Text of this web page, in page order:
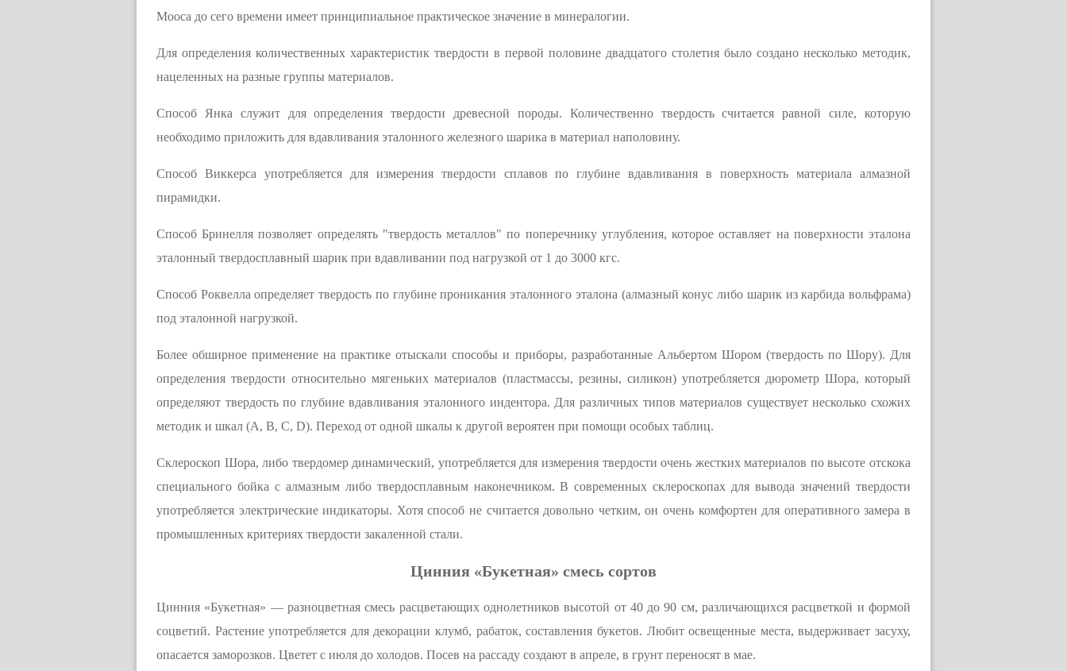
Мооса до сего времени имеет принципиальное практическое значение в минералогии.
Для определения количественных характеристик твердости в первой половине двадцатого столетия было создано несколько методик,
нацеленных на разные группы материалов.
Способ Янка служит для определения твердости древесной породы. Количественно твердость считается равной силе, которую
необходимо приложить для вдавливания эталонного железного шарика в материал наполовину.
Способ Виккерса употребляется для измерения твердости сплавов по глубине вдавливания в поверхность материала алмазной
пирамидки.
Способ Бринелля позволяет определять "твердость металлов" по поперечнику углубления, которое оставляет на поверхности эталона
эталонный твердосплавный шарик при вдавливании под нагрузкой от 1 до 3000 кгс.
Способ Роквелла определяет твердость по глубине проникания эталонного эталона (алмазный конус либо шарик из карбида вольфрама)
под эталонной нагрузкой.
Более обширное применение на практике отыскали способы и приборы, разработанные Альбертом Шором (твердость по Шору). Для
определения твердости относительно мягеньких материалов (пластмассы, резины, силикон) употребляется дюрометр Шора, который
определяют твердость по глубине вдавливания эталонного индентора. Для различных типов материалов существует несколько схожих
методик и шкал (A, B, C, D). Переход от одной шкалы к другой вероятен при помощи особых таблиц.
Склероскоп Шора, либо твердомер динамический, употребляется для измерения твердости очень жестких материалов по высоте отскока
специального бойка с алмазным либо твердосплавным наконечником. В современных склероскопах для вывода значений твердости
употребляется электрические индикаторы. Хотя способ не считается довольно четким, он очень комфортен для оперативного замера в
промышленных критериях твердости закаленной стали.
Цинния «Букетная» смесь сортов
Цинния «Букетная» — разноцветная смесь расцветающих однолетников высотой от 40 до 90 см, различающихся расцветкой и формой
соцветий. Растение употребляется для декорации клумб, рабаток, составления букетов. Любит освещенные места, выдерживает засуху,
опасается заморозков. Цветет с июля до холодов. Посев на рассаду создают в апреле, в грунт переносят в мае.